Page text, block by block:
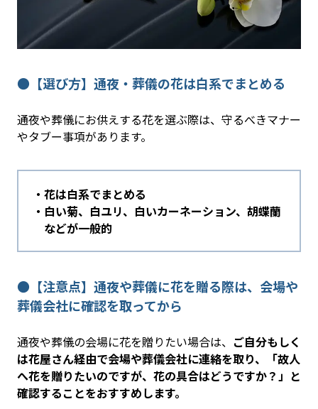
●【選び方】通夜・葬儀の花は白系でまとめる
通夜や葬儀にお供えする花を選ぶ際は、守るべきマナー
やタブー事項があります。
花は白系でまとめる
白い菊、白ユリ、白いカーネーション、胡蝶蘭
などが一般的
●【注意点】通夜や葬儀に花を贈る際は、会場や
葬儀会社に確認を取ってから
通夜や葬儀の会場に花を贈りたい場合は、 ご自分もしく
は花屋さん経由で会場や葬儀会社に連絡を取り、「故人
へ花を贈りたいのですが、花の具合はどうですか？」と
確認することをおすすめします。